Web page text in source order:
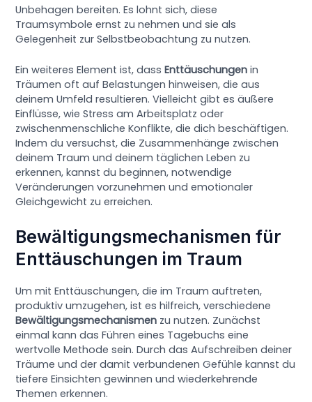
Unbehagen bereiten. Es lohnt sich, diese
Traumsymbole ernst zu nehmen und sie als
Gelegenheit zur Selbstbeobachtung zu nutzen.
Ein weiteres Element ist, dassEnttäuschungen in
Träumen oft auf Belastungen hinweisen, die aus
deinem Umfeld resultieren. Vielleicht gibt es äußere
Einflüsse, wie Stress am Arbeitsplatz oder
zwischenmenschliche Konflikte, die dich beschäftigen.
Indem du versuchst, die Zusammenhänge zwischen
deinem Traum und deinem täglichen Leben zu
erkennen, kannst du beginnen, notwendige
Veränderungen vorzunehmen und emotionaler
Gleichgewicht zu erreichen.
Bewältigungsmechanismen für
Enttäuschungen im Traum
Um mit Enttäuschungen, die im Traum auftreten,
produktiv umzugehen, ist es hilfreich, verschiedene
Bewältigungsmechanismen zu nutzen. Zunächst
einmal kann das Führen eines Tagebuchs eine
wertvolle Methode sein. Durch das Aufschreiben deiner
Träume und der damit verbundenen Gefühle kannst du
tiefere Einsichten gewinnen und wiederkehrende
Themen erkennen.